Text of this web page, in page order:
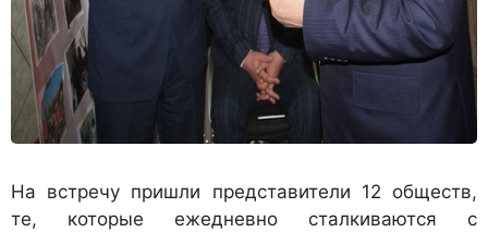
На встречу пришли представители 12 обществ,
те, которые ежедневно сталкиваются с